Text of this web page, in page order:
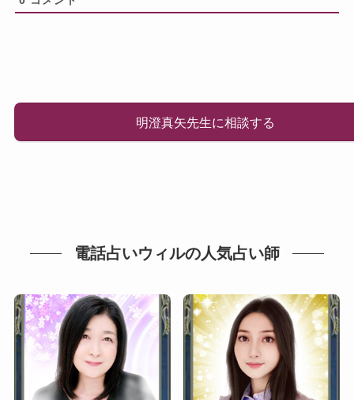
明澄真矢先生に相談する
電話占いウィルの人気占い師